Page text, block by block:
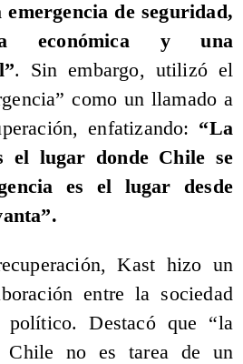
emergencia de seguridad,
económica y una
. Sin embargo, utilizó el
como un llamado a
enfatizando: “La
el lugar donde Chile se
es el lugar desde
Kast hizo un
entre la sociedad
Destacó que “la
Chile no es tarea de un